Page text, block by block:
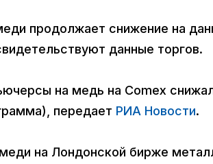
продолжает снижение на
данные торгов.
на медь на Comex
передает РИА Новости.
на Лондонской бирже